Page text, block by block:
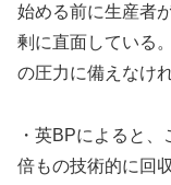
始める前に生産者
剰に直面している
の圧力に備えなけ
・英BPによると
倍もの技術的に回